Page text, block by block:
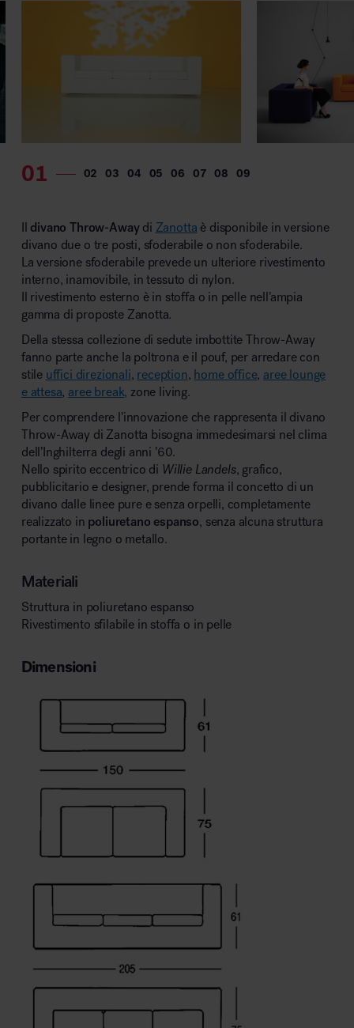
divano Throw-Awaydi Zanotta è disponibile in versione
divano due o tre posti, sfoderabile o non sfoderabile.
La versione sfoderabile prevede un ulteriore rivestimento
interno, inamovibile, in tessuto di nylon.
Il rivestimento esterno è in stoffa o in pelle nell’ampia
gamma di proposte Zanotta.
Della stessa collezione di sedute imbottite Throw-Away
fanno parte anche la poltrona e il pouf, per arredare con
stile uffici direzionali, reception, home office, aree lounge
e attesa, aree break, zone living.
Per comprendere l’innovazione che rappresenta il divano
Throw-Away di Zanotta bisogna immedesimarsi nel clima
dell’Inghilterra degli anni ’60.
Nello spirito eccentrico di Willie Landels, grafico,
pubblicitario e designer, prende forma il concetto di un
divano dalle linee pure e senza orpelli, completamente
realizzato in poliuretano espanso, senza alcuna struttura
portante in legno o metallo.
Materiali
Struttura in poliuretano espanso
Rivestimento sfilabile in stoffa o in pelle
Dimensioni